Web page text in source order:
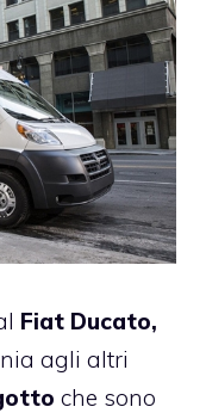
Fiat Ducato,
agli altri
che sono